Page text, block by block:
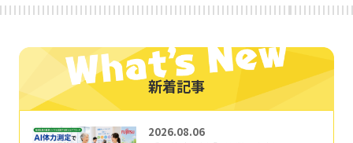
新着記事
2026.08.06